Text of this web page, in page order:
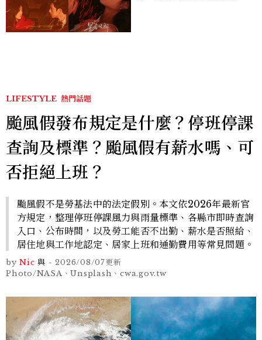
LIFESTYLE 熱門話題
颱風假發布規定是什麼？停班停課
查詢及標準？颱風假有薪水嗎、可
否拒絕上班？
颱風假不是勞基法中的法定假別。本文依2026年最新官
方規定，整理停班停課風力與雨量標準、各縣市即時查詢
入口、公布時間，以及勞工能否不出勤、薪水是否照給、
居住地與工作地認定、居家上班和通勤費用等常見問題。
by Nic 與 -2026/08/07更新
Photo/NASA、Unsplash、cwa.gov.tw